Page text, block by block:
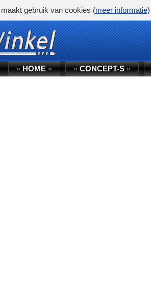
»HOME« »CONCEPT-S«
gebruik van cookies (meer informatie)